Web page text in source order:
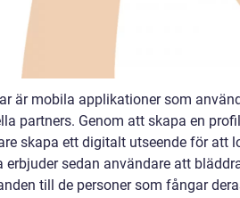
är mobila applikationer som
partners. Genom att skapa en
skapa ett digitalt utseende för att
erbjuder sedan användare att
till de personer som fångar